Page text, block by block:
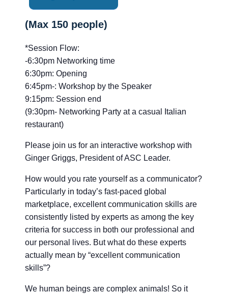
(Max 150 people)
*Session Flow:
-6:30pm Networking time
6:30pm: Opening
6:45pm-: Workshop by the Speaker
9:15pm: Session end
(9:30pm- Networking Party at a casual Italian
restaurant)
Please join us for an interactive workshop with
Ginger Griggs, President of ASC Leader.
How would you rate yourself as a communicator?
Particularly in today’s fast-paced global
marketplace, excellent communication skills are
consistently listed by experts as among the key
criteria for success in both our professional and
our personal lives. But what do these experts
actually mean by “excellent communication
skills”?
We human beings are complex animals! So it